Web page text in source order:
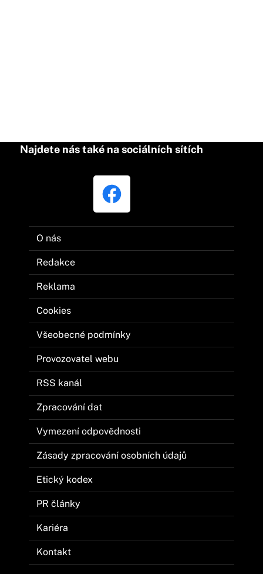
Najdete nás také na sociálních sítích
O nás
Redakce
Reklama
Cookies
Všeobecné podmínky
Provozovatel webu
RSS kanál
Zpracování dat
Vymezení odpovědnosti
Zásady zpracování osobních údajů
Etický kodex
PR články
Kariéra
Kontakt